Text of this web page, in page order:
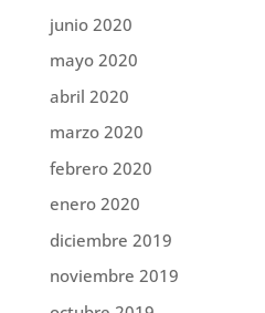
junio 2020
mayo 2020
abril 2020
marzo 2020
febrero 2020
enero 2020
diciembre 2019
noviembre 2019